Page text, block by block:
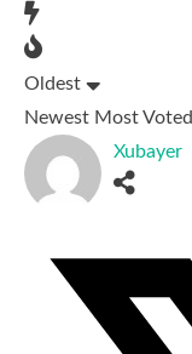
Oldest
Newest Most Voted
Xubayer